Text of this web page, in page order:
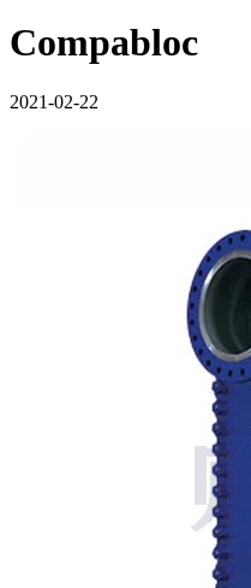
Compabloc
2021-02-22